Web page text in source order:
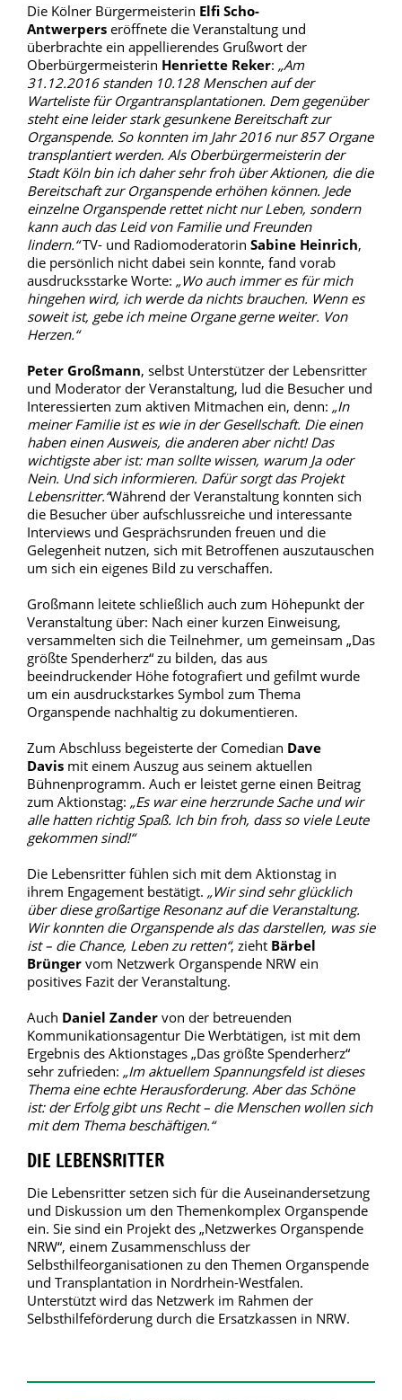
Die Kölner Bürgermeisterin Elfi Scho-
Antwerpers eröffnete die Veranstaltung und
überbrachte ein appellierendes Grußwort der
Oberbürgermeisterin Henriette Reker: „Am
31.12.2016 standen 10.128 Menschen auf der
Warteliste für Organtransplantationen. Dem gegenüber
steht eine leider stark gesunkene Bereitschaft zur
Organspende. So konnten im Jahr 2016 nur 857 Organe
transplantiert werden. Als Oberbürgermeisterin der
Stadt Köln bin ich daher sehr froh über Aktionen, die die
Bereitschaft zur Organspende erhöhen können. Jede
einzelne Organspende rettet nicht nur Leben, sondern
kann auch das Leid von Familie und Freunden
lindern.“TV- und Radiomoderatorin Sabine Heinrich,
die persönlich nicht dabei sein konnte, fand vorab
ausdrucksstarke Worte: „Wo auch immer es für mich
hingehen wird, ich werde da nichts brauchen. Wenn es
soweit ist, gebe ich meine Organe gerne weiter. Von
Herzen.“
Peter Großmann, selbst Unterstützer der Lebensritter
und Moderator der Veranstaltung, lud die Besucher und
Interessierten zum aktiven Mitmachen ein, denn: „In
meiner Familie ist es wie in der Gesellschaft. Die einen
haben einen Ausweis, die anderen aber nicht! Das
wichtigste aber ist: man sollte wissen, warum Ja oder
Nein. Und sich informieren. Dafür sorgt das Projekt
Lebensritter.“Während der Veranstaltung konnten sich
die Besucher über aufschlussreiche und interessante
Interviews und Gesprächsrunden freuen und die
Gelegenheit nutzen, sich mit Betroffenen auszutauschen
um sich ein eigenes Bild zu verschaffen.
Großmann leitete schließlich auch zum Höhepunkt der
Veranstaltung über: Nach einer kurzen Einweisung,
versammelten sich die Teilnehmer, um gemeinsam „Das
größte Spenderherz“ zu bilden, das aus
beeindruckender Höhe fotografiert und gefilmt wurde
um ein ausdruckstarkes Symbol zum Thema
Organspende nachhaltig zu dokumentieren.
Zum Abschluss begeisterte der Comedian Dave
Davis mit einem Auszug aus seinem aktuellen
Bühnenprogramm. Auch er leistet gerne einen Beitrag
zum Aktionstag: „Es war eine herzrunde Sache und wir
alle hatten richtig Spaß. Ich bin froh, dass so viele Leute
gekommen sind!“
Die Lebensritter fühlen sich mit dem Aktionstag in
ihrem Engagement bestätigt. „Wir sind sehr glücklich
über diese großartige Resonanz auf die Veranstaltung.
Wir konnten die Organspende als das darstellen, was sie
ist – die Chance, Leben zu retten“, zieht Bärbel
Brünger vom Netzwerk Organspende NRW ein
positives Fazit der Veranstaltung.
Auch Daniel Zander von der betreuenden
Kommunikationsagentur Die Werbtätigen, ist mit dem
Ergebnis des Aktionstages „Das größte Spenderherz“
sehr zufrieden: „Im aktuellem Spannungsfeld ist dieses
Thema eine echte Herausforderung. Aber das Schöne
ist: der Erfolg gibt uns Recht – die Menschen wollen sich
mit dem Thema beschäftigen.“
DIE LEBENSRITTER
Die Lebensritter setzen sich für die Auseinandersetzung
und Diskussion um den Themenkomplex Organspende
ein. Sie sind ein Projekt des „Netzwerkes Organspende
NRW“, einem Zusammenschluss der
Selbsthilfeorganisationen zu den Themen Organspende
und Transplantation in Nordrhein-Westfalen.
Unterstützt wird das Netzwerk im Rahmen der
Selbsthilfeförderung durch die Ersatzkassen in NRW.